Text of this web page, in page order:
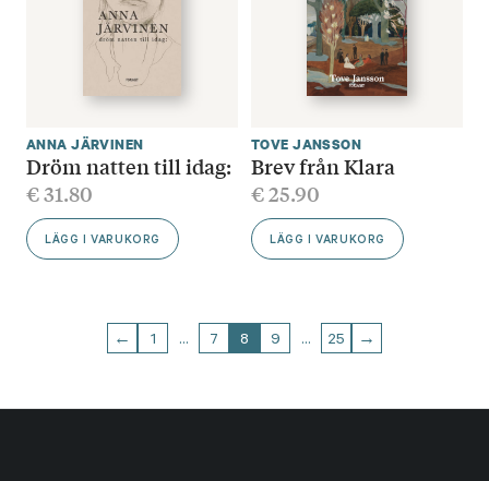
ANNA JÄRVINEN
Dröm natten till idag:
€31.80
LÄGG I VARUKORG
TOVE JANSSON
Brev från Klara
€25.90
LÄGG I VARUKORG
← 1 … 7 8 9 … 25 →